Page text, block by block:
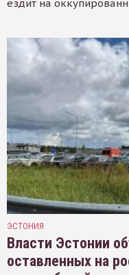
ездит на
ЭСТОНИЯ
Власти Эстонии
оставленных на